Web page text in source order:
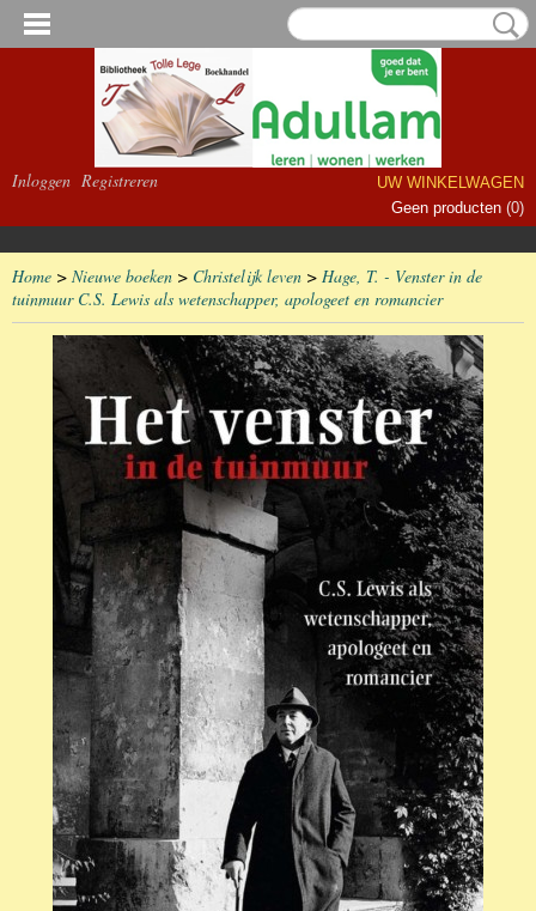
Inloggen Registreren
UW WINKELWAGEN
Geen producten (0)
Home > Nieuwe boeken > Christelijk leven > Hage, T. - Venster in de
tuinmuur C.S. Lewis als wetenschapper, apologeet en romancier